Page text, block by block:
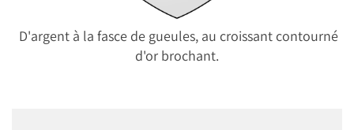
D'argent à la fasce de gueules, au croissant contourné
d'or brochant.